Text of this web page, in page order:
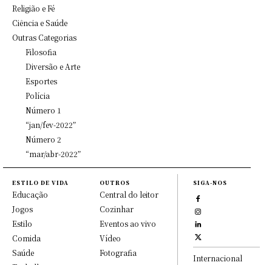
Religião e Fé
Ciência e Saúde
Outras Categorias
Filosofia
Diversão e Arte
Esportes
Polícia
Número 1
“jan/fev-2022”
Número 2
“mar/abr-2022”
ESTILO DE VIDA
Educação
Jogos
Estilo
Comida
Saúde
OUTROS
Central do leitor
Cozinhar
Eventos ao vivo
Vídeo
Fotografia
SIGA-NOS
Internacional